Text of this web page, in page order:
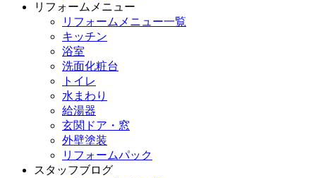
リフォームメニュー
リフォームメニュー一覧
キッチン
浴室
洗面化粧台
トイレ
水まわり
給湯器
玄関ドア・窓
外壁塗装
リフォームパック
スタッフブログ